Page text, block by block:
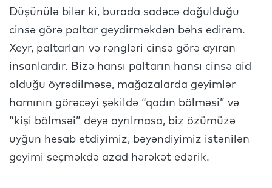
Düşünülə bilər ki, burada sadəcə doğulduğu
cinsə görə paltar geydirməkdən bəhs edirəm.
Xeyr, paltarları və rəngləri cinsə görə ayıran
insanlardır. Bizə hansı paltarın hansı cinsə aid
olduğu öyrədilməsə, mağazalarda geyimlər
hamının görəcəyi şəkildə “qadın bölməsi” və
“kişi bölmsəi” deyə ayrılmasa, biz özümüzə
uyğun hesab etdiyimiz, bəyəndiyimiz istənilən
geyimi seçməkdə azad hərəkət edərik.